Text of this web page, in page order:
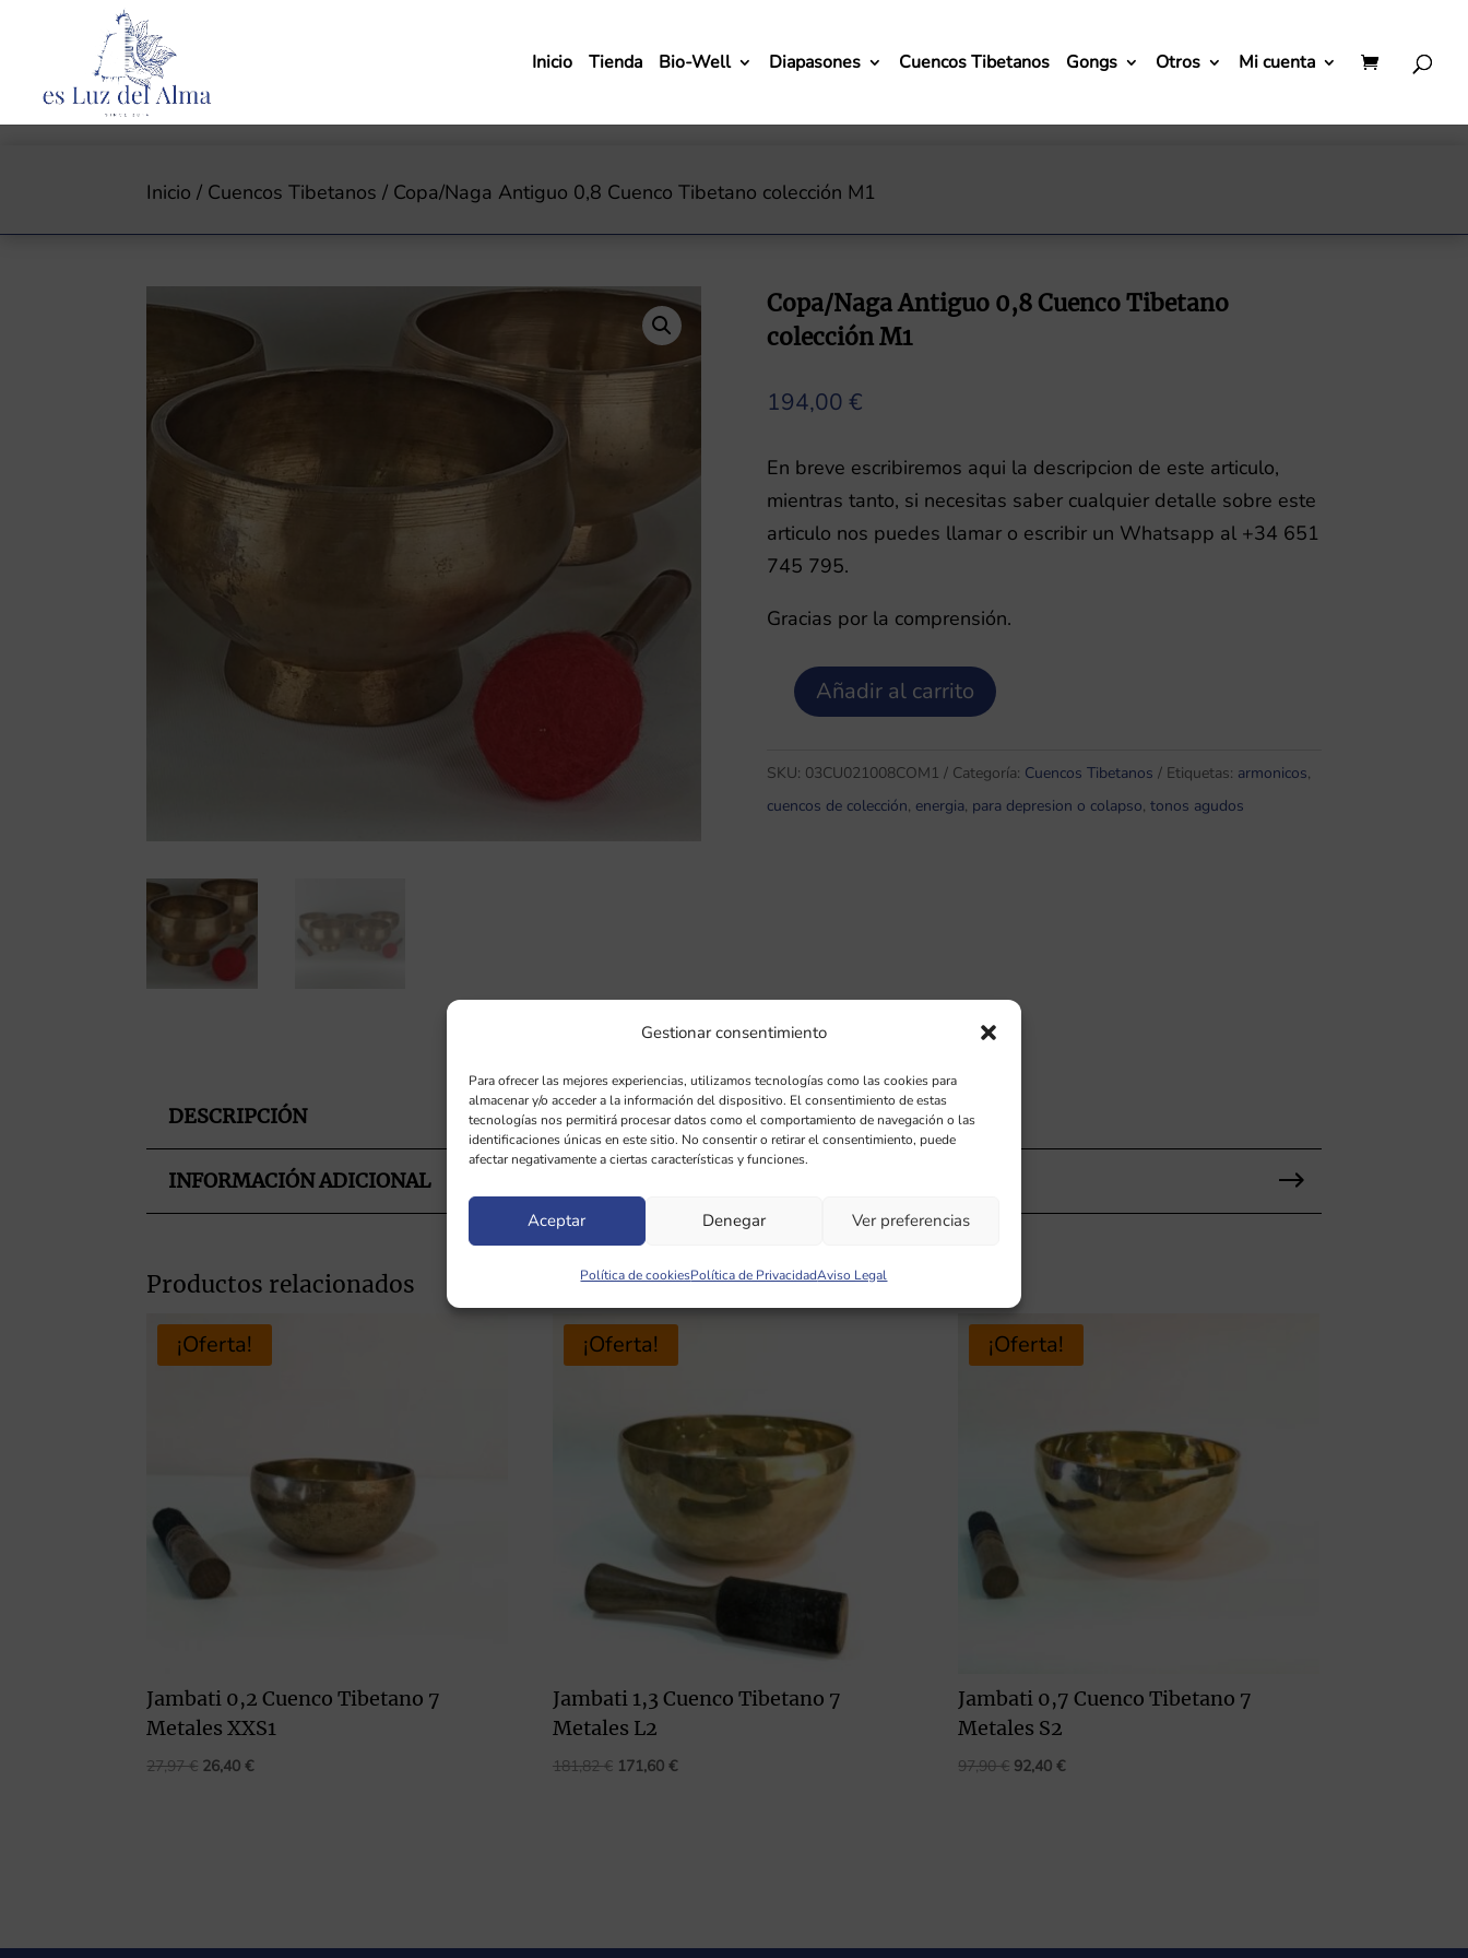
Gestionar consentimiento
Para ofrecer las mejores experiencias, utilizamos tecnologías como las cookies para
almacenar y/o acceder a la información del dispositivo. El consentimiento de estas
tecnologías nos permitirá procesar datos como el comportamiento de navegación o las
identificaciones únicas en este sitio. No consentir o retirar el consentimiento, puede
afectar negativamente a ciertas características y funciones.
Aceptar Denegar Ver preferencias
Política de cookiesPolítica de PrivacidadAviso Legal
Inicio Tienda Bio-Well Diapasones Cuencos Tibetanos Gongs Otros Mi cuenta
Inicio / Cuencos Tibetanos / Copa/Naga Antiguo 0,8 Cuenco Tibetano colección M1
Copa/Naga Antiguo 0,8 Cuenco Tibetano
colección M1
194,00 €
En breve escribiremos aqui la descripcion de este articulo,
mientras tanto, si necesitas saber cualquier detalle sobre este
articulo nos puedes llamar o escribir un Whatsapp al +34 651
745 795.
Gracias por la comprensión.
Copa/Naga
0,8
Cuenco
Añadir al carrito
SKU: 03CU021008COM1 Categoría: Cuencos Tibetanos Etiquetas: armonicos,
cuencos de colección, energia, para depresion o colapso, tonos agudos
DESCRIPCIÓN
INFORMACIÓN ADICIONAL
Productos relacionados
¡Oferta!
Jambati 0,2 Cuenco Tibetano 7
Metales XXS1
27,97€ El
26,40€El
¡Oferta!
Jambati 1,3 Cuenco Tibetano 7
Metales L2
181,82€ El
171,60 €El
¡Oferta!
Jambati 0,7 Cuenco Tibetano 7
Metales S2
97,90€ El
92,40€El